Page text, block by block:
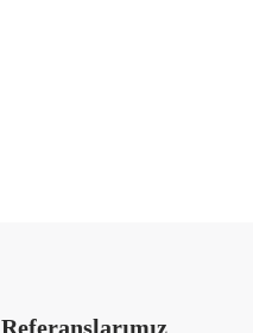
Referanslarımız